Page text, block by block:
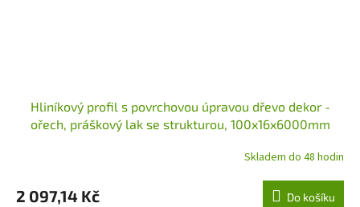
Hliníkový profil s povrchovou úpravou dřevo dekor -
ořech, práškový lak se strukturou, 100x16x6000mm
Skladem do 48 hodin
2 097,14 Kč Do košíku